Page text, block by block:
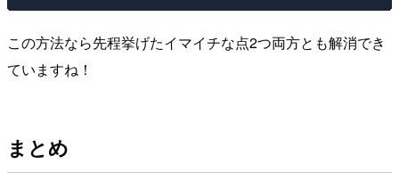
この方法なら先程挙げたイマイチな点2つ両方とも解消でき
ていますね！
まとめ